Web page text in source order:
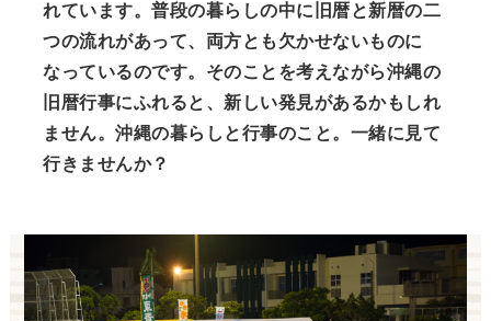
れています。普段の暮らしの中に旧暦と新暦の二
つの流れがあって、両方とも欠かせないものに
なっているのです。そのことを考えながら沖縄の
旧暦行事にふれると、新しい発見があるかもしれ
ません。沖縄の暮らしと行事のこと。一緒に見て
行きませんか？